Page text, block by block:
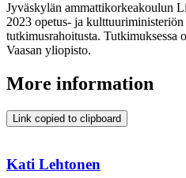
Jyväskylän ammattikorkeakoulun
2023 opetus- ja
tutkimusrahoitusta. Tutkimuksessa
Vaasan yliopisto.
More information
Link copied to clipboard
Kati Lehtonen